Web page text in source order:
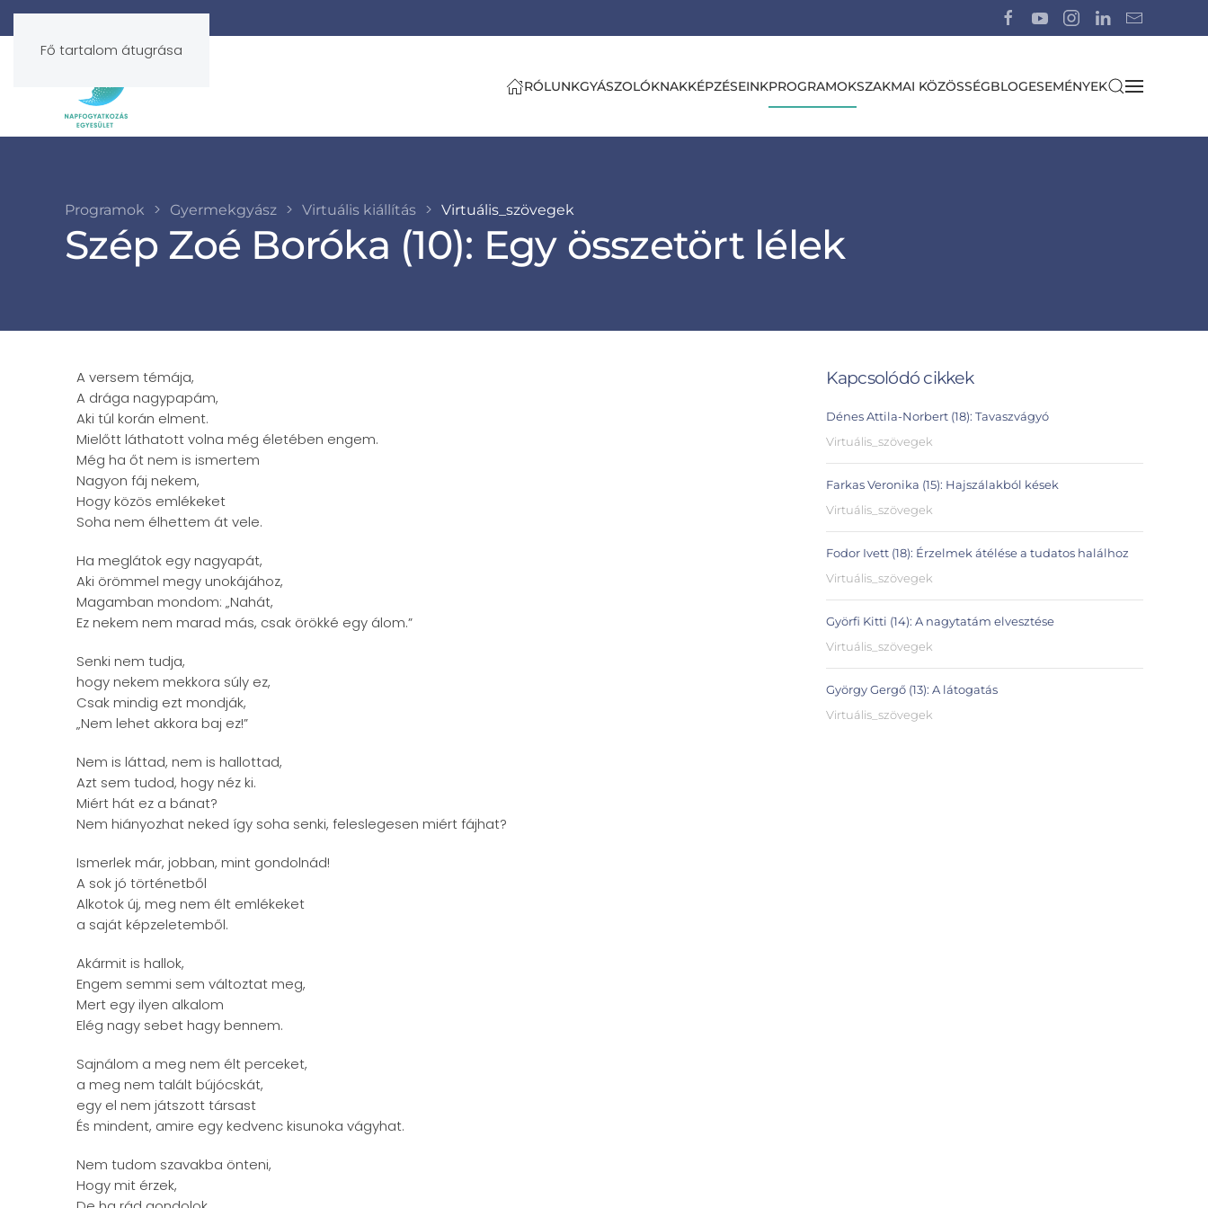
Fő tartalom átugrása
RÓLUNKGYÁSZOLÓKNAKKÉPZÉSEINKPROGRAMOKSZAKMAI KÖZÖSSÉGBLOGESEMÉNYEK
Programok Gyermekgyász Virtuális kiállítás Virtuális_szövegek
Szép Zoé Boróka (10): Egy összetört lélek
A versem témája,
A drága nagypapám,
Aki túl korán elment.
Mielőtt láthatott volna még életében engem.
Még ha őt nem is ismertem
Nagyon fáj nekem,
Hogy közös emlékeket
Soha nem élhettem át vele.
Ha meglátok egy nagyapát,
Aki örömmel megy unokájához,
Magamban mondom: „Nahát,
Ez nekem nem marad más, csak örökké egy álom.”
Senki nem tudja,
hogy nekem mekkora súly ez,
Csak mindig ezt mondják,
„Nem lehet akkora baj ez!”
Nem is láttad, nem is hallottad,
Azt sem tudod, hogy néz ki.
Miért hát ez a bánat?
Nem hiányozhat neked így soha senki, feleslegesen miért fájhat?
Ismerlek már, jobban, mint gondolnád!
A sok jó történetből
Alkotok új, meg nem élt emlékeket
a saját képzeletemből.
Akármit is hallok,
Engem semmi sem változtat meg,
Mert egy ilyen alkalom
Elég nagy sebet hagy bennem.
Sajnálom a meg nem élt perceket,
a meg nem talált bújócskát,
egy el nem játszott társast
És mindent, amire egy kedvenc kisunoka vágyhat.
Nem tudom szavakba önteni,
Hogy mit érzek,
Kapcsolódó cikkek
Dénes Attila-Norbert (18): Tavaszvágyó
Virtuális_szövegek
Farkas Veronika (15): Hajszálakból kések
Virtuális_szövegek
Fodor Ivett (18): Érzelmek átélése a tudatos halálhoz
Virtuális_szövegek
Györfi Kitti (14): A nagytatám elvesztése
Virtuális_szövegek
György Gergő (13): A látogatás
Virtuális_szövegek